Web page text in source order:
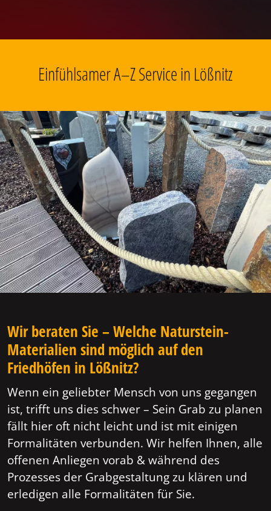
Einfühlsamer A–Z Service in Lößnitz
Wir beraten Sie – Welche Naturstein-
Materialien sind möglich auf den
Friedhöfen in Lößnitz?
Wenn ein geliebter Mensch von uns gegangen
ist, trifft uns dies schwer – Sein Grab zu planen
fällt hier oft nicht leicht und ist mit einigen
Formalitäten verbunden. Wir helfen Ihnen, alle
offenen Anliegen vorab & während des
Prozesses der Grabgestaltung zu klären und
erledigen alle Formalitäten für Sie.